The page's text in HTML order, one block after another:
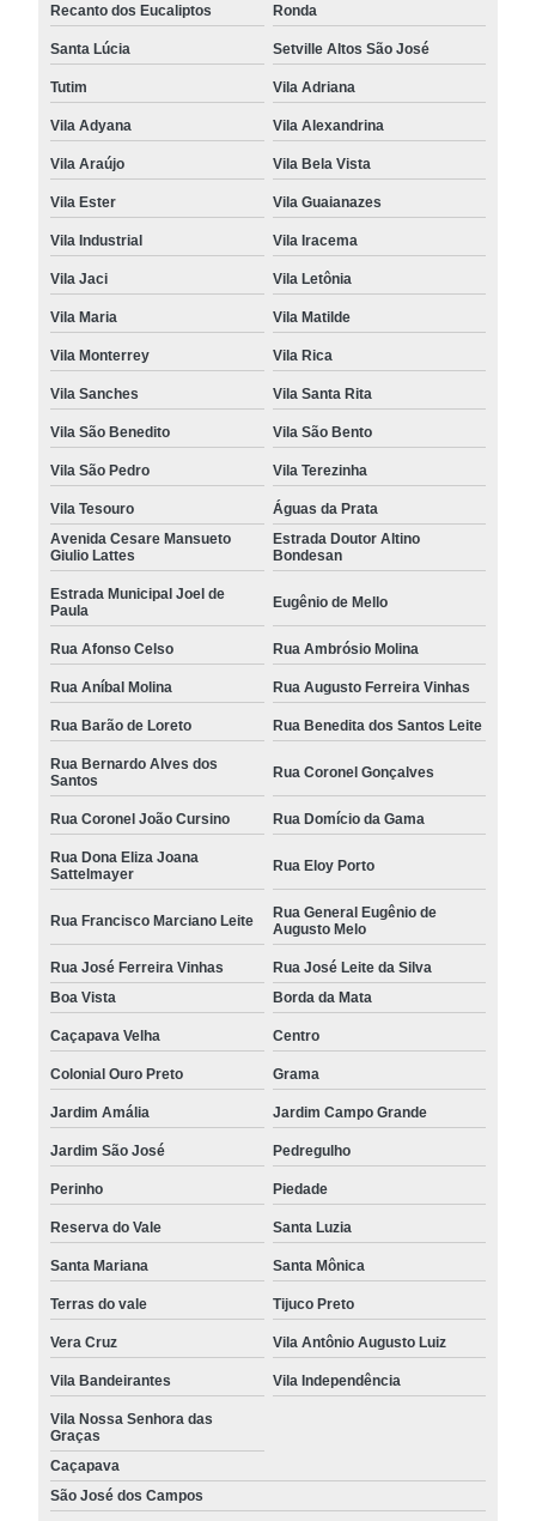
Recanto dos Eucaliptos Ronda
Santa Lúcia Setville Altos São José
Tutim Vila Adriana
Vila Adyana Vila Alexandrina
Vila Araújo Vila Bela Vista
Vila Ester Vila Guaianazes
Vila Industrial Vila Iracema
Vila Jaci Vila Letônia
Vila Maria Vila Matilde
Vila Monterrey Vila Rica
Vila Sanches Vila Santa Rita
Vila São Benedito Vila São Bento
Vila São Pedro Vila Terezinha
Vila Tesouro
Águas da Prata
Avenida Cesare Mansueto
Giulio Lattes
Estrada Doutor Altino
Bondesan
Estrada Municipal Joel de
Paula
Eugênio de Mello
Rua Afonso Celso Rua Ambrósio Molina
Rua Aníbal Molina Rua Augusto Ferreira Vinhas
Rua Barão de Loreto Rua Benedita dos Santos Leite
Rua Bernardo Alves dos
Santos
Rua Coronel Gonçalves
Rua Coronel João Cursino Rua Domício da Gama
Rua Dona Eliza Joana
Sattelmayer
Rua Eloy Porto
Rua Francisco Marciano Leite
Rua General Eugênio de
Augusto Melo
Rua José Ferreira Vinhas
Rua José Leite da Silva
Boa Vista
Borda da Mata
Caçapava Velha Centro
Colonial Ouro Preto Grama
Jardim Amália Jardim Campo Grande
Jardim São José Pedregulho
Perinho Piedade
Reserva do Vale Santa Luzia
Santa Mariana Santa Mônica
Terras do vale Tijuco Preto
Vera Cruz Vila Antônio Augusto Luiz
Vila Bandeirantes Vila Independência
Vila Nossa Senhora das
Graças
Caçapava
São José dos Campos